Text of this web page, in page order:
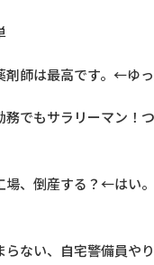
剤師は最高です。←ゆ
務でもサラリーマン！
場、倒産する？←はい
らない、自宅警備員や